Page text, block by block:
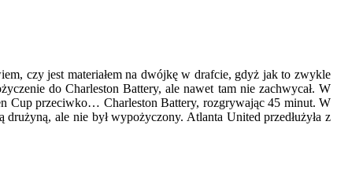
czy jest materiałem na dwójkę w drafcie, gdyż jak to zwykle
do Charleston Battery, ale nawet tam nie zachwycał. W
Cup przeciwko… Charleston Battery, rozgrywając 45 minut. W
ale nie był wypożyczony. Atlanta United przedłużyła z